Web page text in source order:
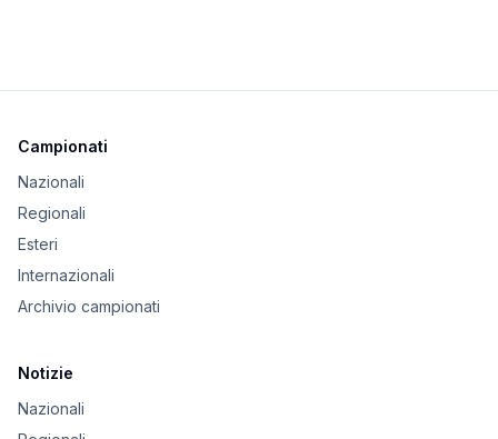
Campionati
Nazionali
Regionali
Esteri
Internazionali
Archivio campionati
Notizie
Nazionali